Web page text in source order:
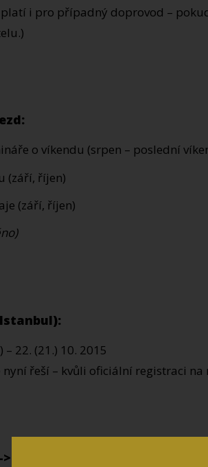
i pro případný doprovod –
o víkendu (srpen – poslední
(září, říjen)
(září, říjen)
22. (21.) 10. 2015
nyní řeší – kvůli oficiální registraci na
Praha):